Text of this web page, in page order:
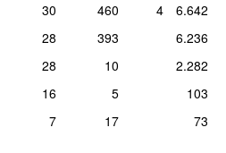
30 460 4
6.642
28 393
6.236
28 10
2.282
16 5
103
7 17 73